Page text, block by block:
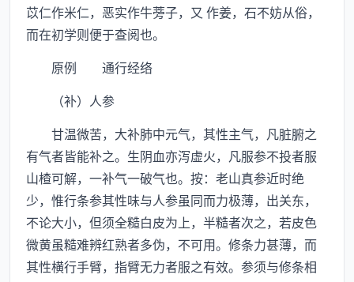
苡仁作米仁，恶实作牛蒡子，又 作姜，石不妨从俗，
而在初学则便于查阅也。
原例 通行经络
（补）人参
甘温微苦，大补肺中元气，其性主气，凡脏腑之
有气者皆能补之。生阴血亦泻虚火，凡服参不投者服
山楂可解，一补气一破气也。按：老山真参近时绝
少，惟行条参其性味与人参虽同而力极薄，出关东，
不论大小，但须全糙白皮为上，半糙者次之，若皮色
微黄虽糙难辨红熟者多伪，不可用。修条力甚薄，而
其性横行手臂，指臂无力者服之有效。参须与修条相